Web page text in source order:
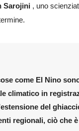
Sarojini , uno
come El Nino
climatico in
del
regionali, ciò che